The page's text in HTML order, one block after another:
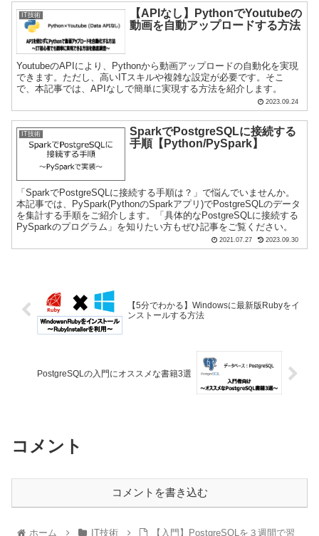
IT技術
【APIなし】PythonでYoutubeの
動画を自動アップロードする方法
YoutubeのAPIにより、Pythonから動画アップロードの自動化を実現
できます。ただし、高いITスキルや複雑な設定が必要です。そこ
で、本記事では、APIなしで簡単に実現する方法を紹介します。
2023.09.24
IT技術
SparkでPostgreSQLに接続する
手順【Python/PySpark】
「SparkでPostgreSQLに接続する手順は？」で悩んでいませんか。
本記事では、PySpark(PythonのSparkアプリ)でPostgreSQLのデータ
を集計する手順をご紹介します。「具体的なPostgreSQLに接続する
PySparkのプログラム」を知りたい方もぜひ記事をご覧ください。
2021.07.27 2023.09.30
【5分でわかる】Windowsに最新版Rubyをイ
ンストールする方法
PostgreSQLの入門にオススメな書籍3選
コメント
コメントを書き込む
ホーム IT技術 【入門】PostgreSQLを３週間で習